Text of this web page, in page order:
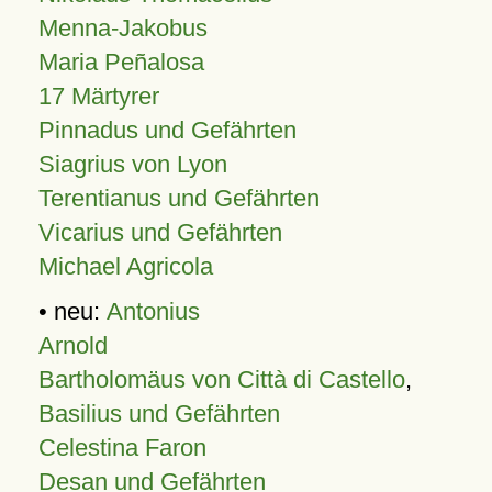
Menna-Jakobus
Maria Peñalosa
17 Märtyrer
Pinnadus und Gefährten
Siagrius von Lyon
Terentianus und Gefährten
Vicarius und Gefährten
Michael Agricola
• neu: Antonius
Arnold
Bartholomäus von Città di Castello,
Basilius und Gefährten
Celestina Faron
Desan und Gefährten